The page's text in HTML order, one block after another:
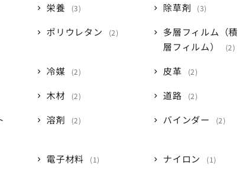
栄養 3 除草剤 3
ポリウレタン 2
多層フィルム（積
層フィルム）
2
冷媒 2 皮革 2
木材 2 道路 2
溶剤 2 バインダー 2
電子材料 1 ナイロン 1